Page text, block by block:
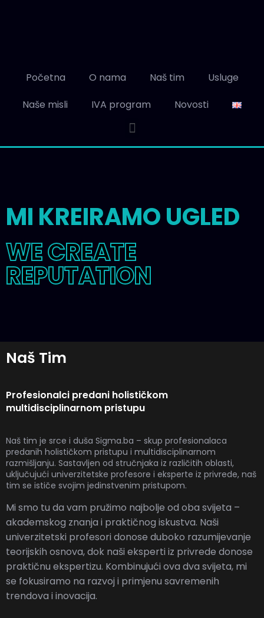
Početna O nama Naš tim
Usluge
Naše misli
IVA program Novosti
MI KREIRAMO UGLED
WE CREATE
REPUTATION
Naš Tim
Profesionalci predani holističkom
multidisciplinarnom pristupu
Naš tim je srce i duša Sigma.ba – skup profesionalaca
predanih holističkom pristupu i multidisciplinarnom
razmišljanju. Sastavljen od stručnjaka iz različitih oblasti,
uključujući univerzitetske profesore i eksperte iz privrede, naš
tim se ističe svojim jedinstvenim pristupom.
Mi smo tu da vam pružimo najbolje od oba svijeta –
akademskog znanja i praktičnog iskustva. Naši
univerzitetski profesori donose duboko razumijevanje
teorijskih osnova, dok naši eksperti iz privrede donose
praktičnu ekspertizu. Kombinujući ova dva svijeta, mi
se fokusiramo na razvoj i primjenu savremenih
trendova i inovacija.